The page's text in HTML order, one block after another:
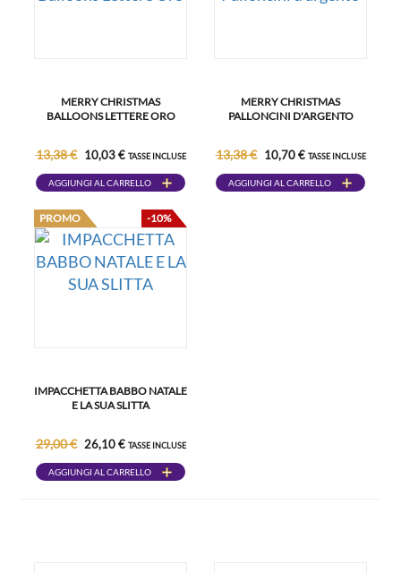
MERRY CHRISTMAS
BALLOONS LETTERE ORO
13,38 € 10,03 € TASSE INCLUSE
AGGIUNGI AL CARRELLO
MERRY CHRISTMAS
PALLONCINI D'ARGENTO
13,38 € 10,70 € TASSE INCLUSE
AGGIUNGI AL CARRELLO
PROMO -10%
IMPACCHETTA BABBO NATALE
E LA SUA SLITTA
29,00 € 26,10 € TASSE INCLUSE
AGGIUNGI AL CARRELLO